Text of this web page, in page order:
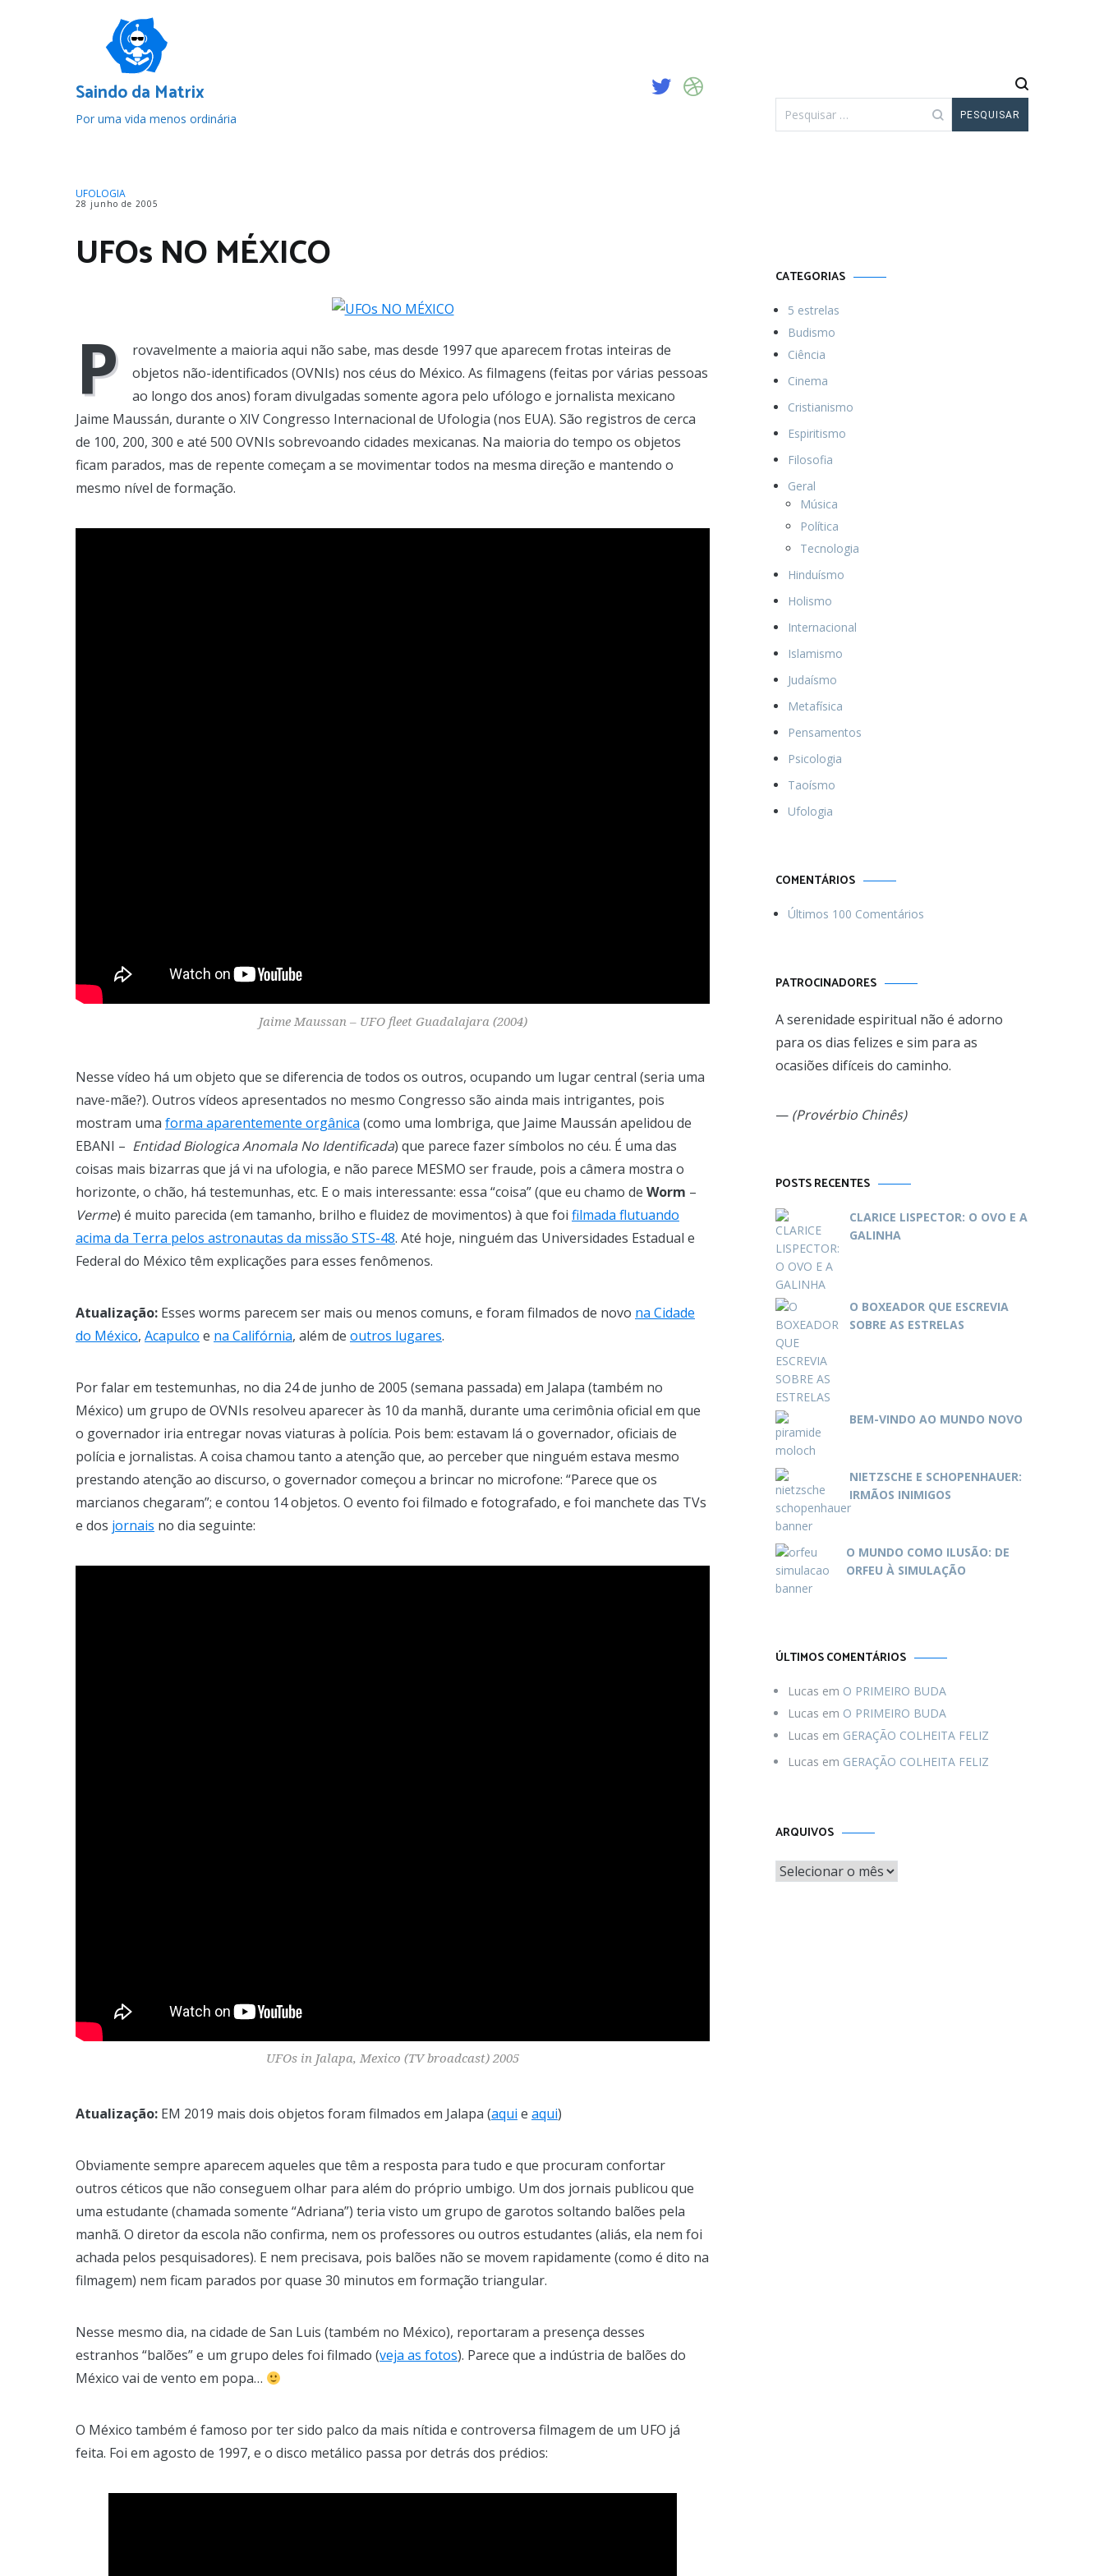
Saindo da Matrix
Por uma vida menos ordinária
UFOLOGIA
28 junho de 2005
UFOs NO MÉXICO
P
rovavelmente a maioria aqui não sabe, mas desde 1997 que aparecem frotas inteiras de
objetos não-identificados (OVNIs) nos céus do México. As filmagens (feitas por várias pessoas
ao longo dos anos) foram divulgadas somente agora pelo ufólogo e jornalista mexicano
Jaime Maussán, durante o XIV Congresso Internacional de Ufologia (nos EUA). São registros de cerca
de 100, 200, 300 e até 500 OVNIs sobrevoando cidades mexicanas. Na maioria do tempo os objetos
ficam parados, mas de repente começam a se movimentar todos na mesma direção e mantendo o
mesmo nível de formação.
Jaime Maussan – UFO fleet Guadalajara (2004)
Nesse vídeo há um objeto que se diferencia de todos os outros, ocupando um lugar central (seria uma
nave-mãe?). Outros vídeos apresentados no mesmo Congresso são ainda mais intrigantes, pois
mostram uma forma aparentemente orgânica (como uma lombriga, que Jaime Maussán apelidou de
EBANI – Entidad Biologica Anomala No Identificada) que parece fazer símbolos no céu. É uma das
coisas mais bizarras que já vi na ufologia, e não parece MESMO ser fraude, pois a câmera mostra o
horizonte, o chão, há testemunhas, etc. E o mais interessante: essa “coisa” (que eu chamo de Worm –
Verme) é muito parecida (em tamanho, brilho e fluidez de movimentos) à que foi filmada flutuando
acima da Terra pelos astronautas da missão STS-48. Até hoje, ninguém das Universidades Estadual e
Federal do México têm explicações para esses fenômenos.
Atualização: Esses worms parecem ser mais ou menos comuns, e foram filmados de novo na Cidade
do México, Acapulco e na Califórnia, além de outros lugares.
Por falar em testemunhas, no dia 24 de junho de 2005 (semana passada) em Jalapa (também no
México) um grupo de OVNIs resolveu aparecer às 10 da manhã, durante uma cerimônia oficial em que
o governador iria entregar novas viaturas à polícia. Pois bem: estavam lá o governador, oficiais de
polícia e jornalistas. A coisa chamou tanto a atenção que, ao perceber que ninguém estava mesmo
prestando atenção ao discurso, o governador começou a brincar no microfone: “Parece que os
marcianos chegaram”; e contou 14 objetos. O evento foi filmado e fotografado, e foi manchete das TVs
e dos jornais no dia seguinte:
UFOs in Jalapa, Mexico (TV broadcast) 2005
Atualização: EM 2019 mais dois objetos foram filmados em Jalapa (aqui e aqui)
Obviamente sempre aparecem aqueles que têm a resposta para tudo e que procuram confortar
outros céticos que não conseguem olhar para além do próprio umbigo. Um dos jornais publicou que
uma estudante (chamada somente “Adriana”) teria visto um grupo de garotos soltando balões pela
manhã. O diretor da escola não confirma, nem os professores ou outros estudantes (aliás, ela nem foi
achada pelos pesquisadores). E nem precisava, pois balões não se movem rapidamente (como é dito na
filmagem) nem ficam parados por quase 30 minutos em formação triangular.
Nesse mesmo dia, na cidade de San Luis (também no México), reportaram a presença desses
estranhos “balões” e um grupo deles foi filmado (veja as fotos). Parece que a indústria de balões do
México vai de vento em popa…
O México também é famoso por ter sido palco da mais nítida e controversa filmagem de um UFO já
feita. Foi em agosto de 1997, e o disco metálico passa por detrás dos prédios:
por:
CATEGORIAS
5 estrelas
Budismo
Ciência
Cinema
Cristianismo
Espiritismo
Filosofia
Geral
Música
Política
Tecnologia
Hinduísmo
Holismo
Internacional
Islamismo
Judaísmo
Metafísica
Pensamentos
Psicologia
Taoísmo
Ufologia
COMENTÁRIOS
Últimos 100 Comentários
PATROCINADORES
A serenidade espiritual não é adorno
para os dias felizes e sim para as
ocasiões difíceis do caminho.
— (Provérbio Chinês)
POSTS RECENTES
CLARICE LISPECTOR: O OVO E A
GALINHA
O BOXEADOR QUE ESCREVIA
SOBRE AS ESTRELAS
BEM-VINDO AO MUNDO NOVO
NIETZSCHE E SCHOPENHAUER:
IRMÃOS INIMIGOS
O MUNDO COMO ILUSÃO: DE
ORFEU À SIMULAÇÃO
ÚLTIMOS COMENTÁRIOS
Lucas em O PRIMEIRO BUDA
Lucas em O PRIMEIRO BUDA
Lucas em GERAÇÃO COLHEITA FELIZ
Lucas em GERAÇÃO COLHEITA FELIZ
ARQUIVOS Arquivos